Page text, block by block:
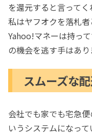
を還元すると言ってく
私はヤフオクを落札者
Yahoo!マネーは持っ
の機会を逃す手はあり
スムーズな
会社でも家でも宅急
いうシステムになっ